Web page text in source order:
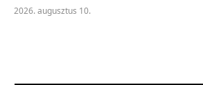
2026. augusztus 10.